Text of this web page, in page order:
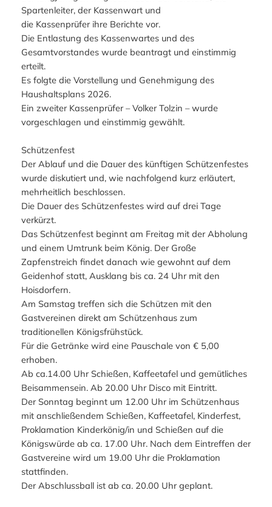
Spartenleiter, der Kassenwart und
die Kassenprüfer ihre Berichte vor.
Die Entlastung des Kassenwartes und des
Gesamtvorstandes wurde beantragt und einstimmig
erteilt.
Es folgte die Vorstellung und Genehmigung des
Haushaltsplans 2026.
Ein zweiter Kassenprüfer – Volker Tolzin – wurde
vorgeschlagen und einstimmig gewählt.
Schützenfest
Der Ablauf und die Dauer des künftigen Schützenfestes
wurde diskutiert und, wie nachfolgend kurz erläutert,
mehrheitlich beschlossen.
Die Dauer des Schützenfestes wird auf drei Tage
verkürzt.
Das Schützenfest beginnt am Freitag mit der Abholung
und einem Umtrunk beim König. Der Große
Zapfenstreich findet danach wie gewohnt auf dem
Geidenhof statt, Ausklang bis ca. 24 Uhr mit den
Hoisdorfern.
Am Samstag treffen sich die Schützen mit den
Gastvereinen direkt am Schützenhaus zum
traditionellen Königsfrühstück.
Für die Getränke wird eine Pauschale von € 5,00
erhoben.
Ab ca.14.00 Uhr Schießen, Kaffeetafel und gemütliches
Beisammensein. Ab 20.00 Uhr Disco mit Eintritt.
Der Sonntag beginnt um 12.00 Uhr im Schützenhaus
mit anschließendem Schießen, Kaffeetafel, Kinderfest,
Proklamation Kinderkönig/in und Schießen auf die
Königswürde ab ca. 17.00 Uhr. Nach dem Eintreffen der
Gastvereine wird um 19.00 Uhr die Proklamation
stattfinden.
Der Abschlussball ist ab ca. 20.00 Uhr geplant.